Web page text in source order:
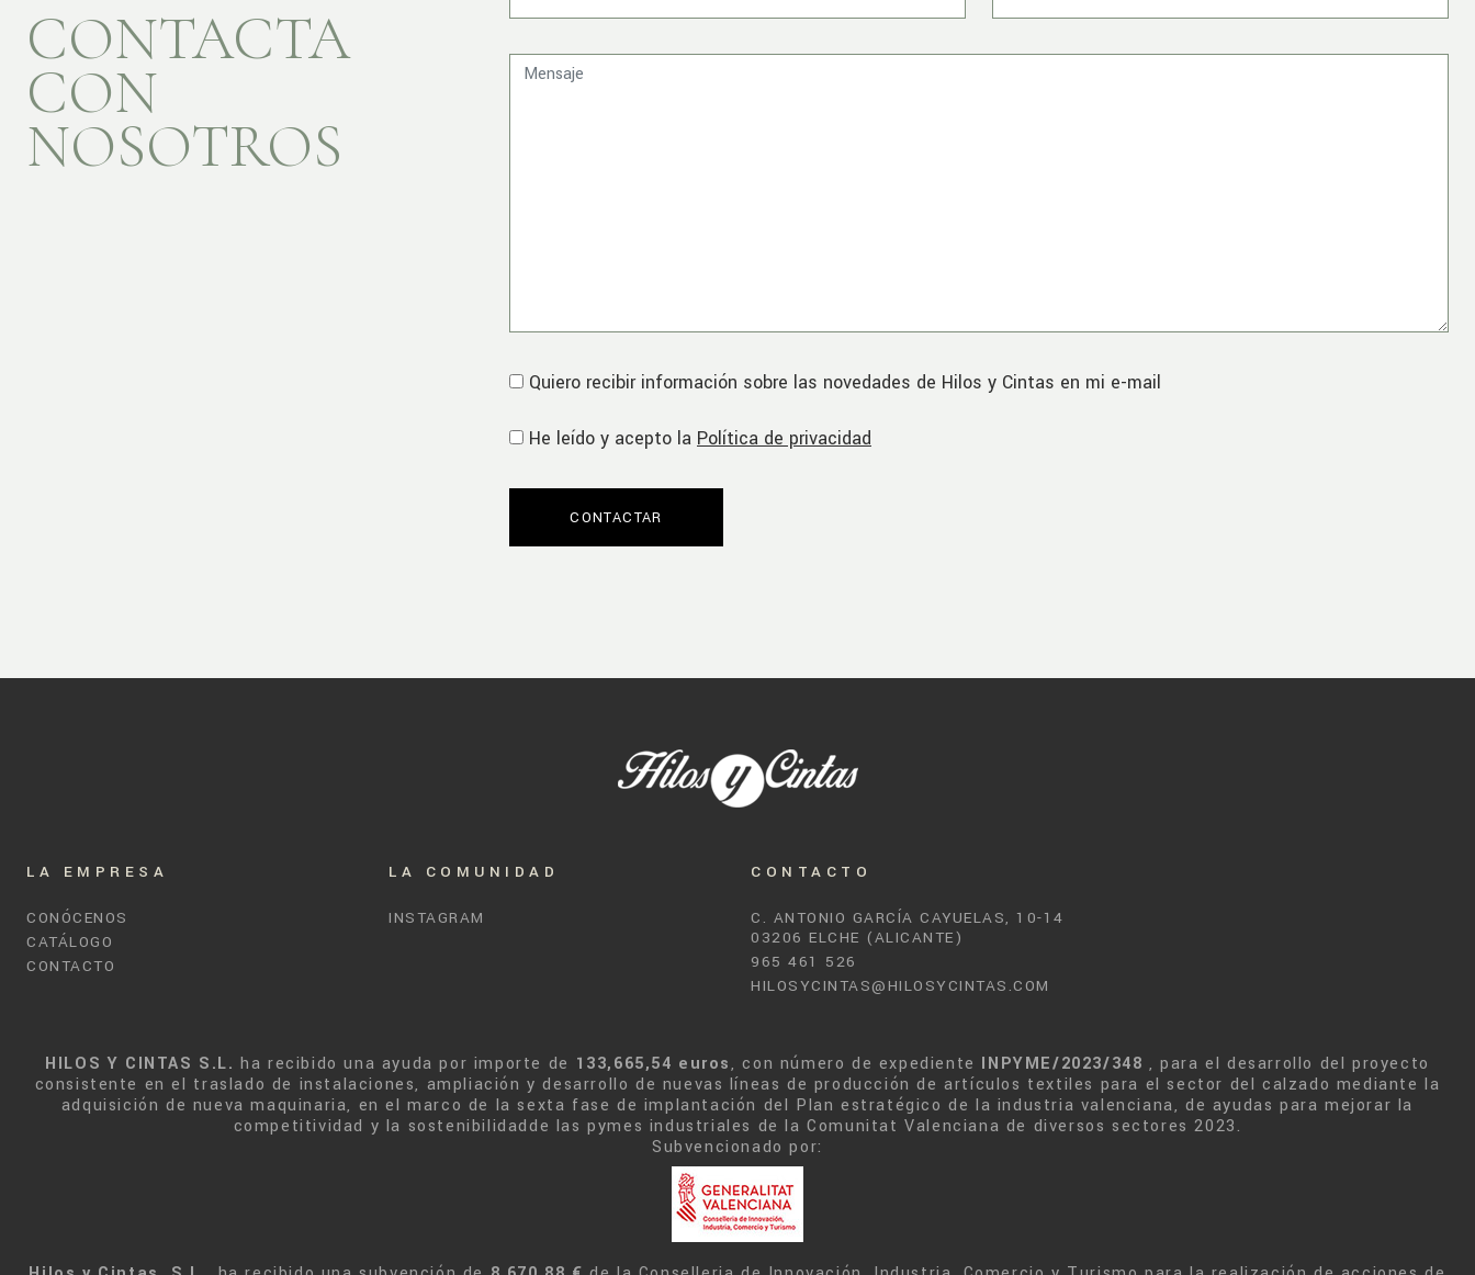
CONTACTA
CON
NOSOTROS
Quiero recibir información sobre las novedades de Hilos y Cintas en mi e-mail
He leído y acepto la Política de privacidad
LA EMPRESA
CONÓCENOS
CATÁLOGO
CONTACTO
LA COMUNIDAD
INSTAGRAM
CONTACTO
C. ANTONIO GARCÍA CAYUELAS, 10-14
03206 ELCHE (ALICANTE)
965 461 526
HILOSYCINTAS@HILOSYCINTAS.COM
HILOS Y CINTAS S.L. ha recibido una ayuda por importe de 133,665,54 euros, con número de expediente INPYME/2023/348 , para el desarrollo del proyecto
consistente en el traslado de instalaciones, ampliación y desarrollo de nuevas líneas de producción de artículos textiles para el sector del calzado mediante la
adquisición de nueva maquinaria, en el marco de la sexta fase de implantación del Plan estratégico de la industria valenciana, de ayudas para mejorar la
competitividad y la sostenibilidadde las pymes industriales de la Comunitat Valenciana de diversos sectores 2023.
Subvencionado por: